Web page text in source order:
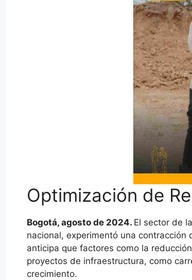
Optimización de
Bogotá, agosto de 2024. El sector de
nacional, experimentó una contracción
anticipa que factores como la
proyectos de infraestructura, como
crecimiento.